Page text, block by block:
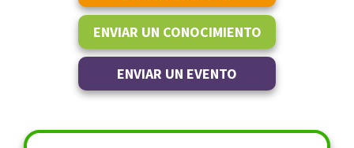
ENVIAR UN CONOCIMIENTO
ENVIAR UN EVENTO